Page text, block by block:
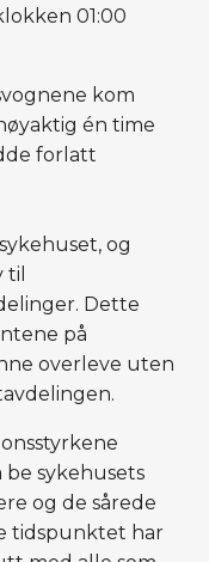
01:00
kom
én time
forlatt
og
Dette
på
overleve uten
sykehusets
og de sårede
tidspunktet har